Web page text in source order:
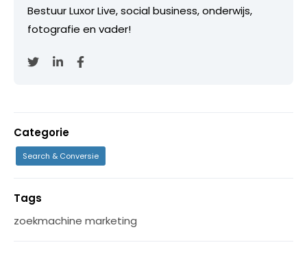
Bestuur Luxor Live, social business, onderwijs,
fotografie en vader!
Categorie
Search & Conversie
Tags
zoekmachine marketing